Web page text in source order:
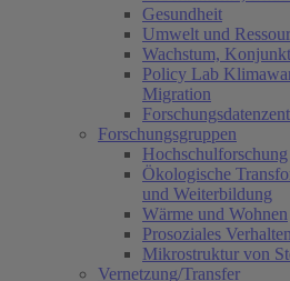
Gesundheit
Umwelt und
Wachstum,
Policy Lab
Migration
Forschungsgruppen
Hochschulforschung
Ökologische
und Weiterbildung
Wärme und Wohnen
Prosoziales Verhalten
Mikrostruktur von
Vernetzung/Transfer